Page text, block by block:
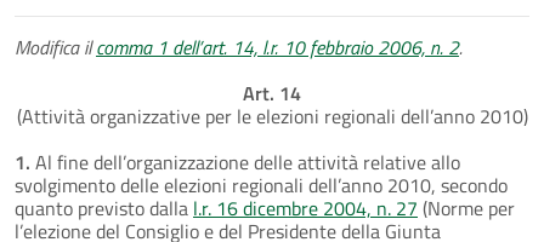
Modifica ilcomma 1 dell’art. 14, l.r. 10 febbraio 2006, n. 2.
Art. 14
(Attività organizzative per le elezioni regionali dell’anno 2010)
1. Al fine dell’organizzazione delle attività relative allo
svolgimento delle elezioni regionali dell’anno 2010, secondo
quanto previsto dalla l.r. 16 dicembre 2004, n. 27 (Norme per
l’elezione del Consiglio e del Presidente della Giunta